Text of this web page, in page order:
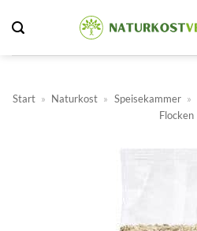
Inhalt
springen
Start » Naturkost » Speisekammer »
Flocken